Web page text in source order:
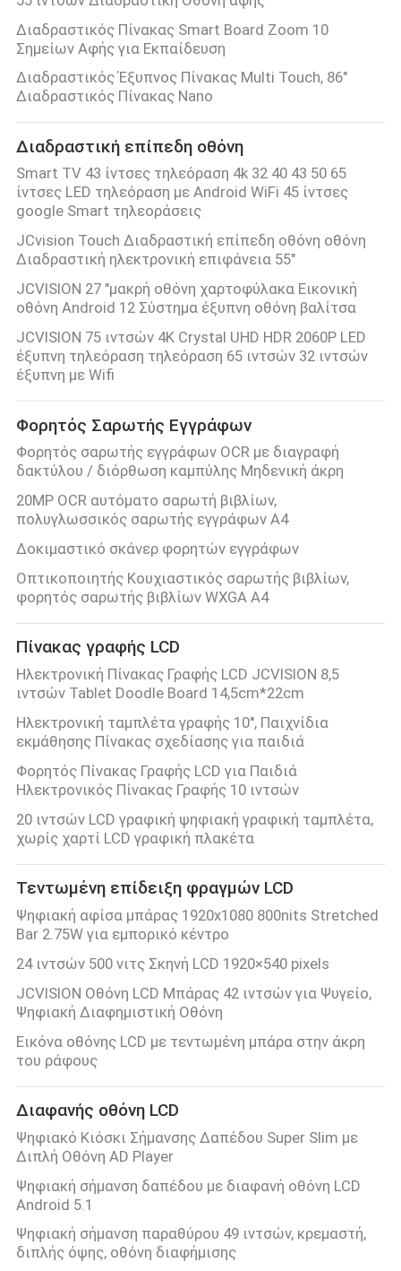
Διαδραστικός Πίνακας Smart Board Zoom 10
Σημείων Αφής για Εκπαίδευση
Διαδραστικός Έξυπνος Πίνακας Multi Touch, 86"
Διαδραστικός Πίνακας Nano
Διαδραστική επίπεδη οθόνη
Smart TV 43 ίντσες τηλεόραση 4k 32 40 43 50 65
ίντσες LED τηλεόραση με Android WiFi 45 ίντσες
google Smart τηλεοράσεις
JCvision Touch Διαδραστική επίπεδη οθόνη οθόνη
Διαδραστική ηλεκτρονική επιφάνεια 55"
JCVISION 27 "μακρή οθόνη χαρτοφύλακα Εικονική
οθόνη Android 12 Σύστημα έξυπνη οθόνη βαλίτσα
JCVISION 75 ιντσών 4K Crystal UHD HDR 2060P LED
έξυπνη τηλεόραση τηλεόραση 65 ιντσών 32 ιντσών
έξυπνη με Wifi
Φορητός Σαρωτής Εγγράφων
Φορητός σαρωτής εγγράφων OCR με διαγραφή
δακτύλου / διόρθωση καμπύλης Μηδενική άκρη
20MP OCR αυτόματο σαρωτή βιβλίων,
πολυγλωσσικός σαρωτής εγγράφων Α4
Δοκιμαστικό σκάνερ φορητών εγγράφων
Οπτικοποιητής Κουχιαστικός σαρωτής βιβλίων,
φορητός σαρωτής βιβλίων WXGA Α4
Πίνακας γραφής LCD
Ηλεκτρονική Πίνακας Γραφής LCD JCVISION 8,5
ιντσών Tablet Doodle Board 14,5cm*22cm
Ηλεκτρονική ταμπλέτα γραφής 10'', Παιχνίδια
εκμάθησης Πίνακας σχεδίασης για παιδιά
Φορητός Πίνακας Γραφής LCD για Παιδιά
Ηλεκτρονικός Πίνακας Γραφής 10 ιντσών
20 ιντσών LCD γραφική ψηφιακή γραφική ταμπλέτα,
χωρίς χαρτί LCD γραφική πλακέτα
Τεντωμένη επίδειξη φραγμών LCD
Ψηφιακή αφίσα μπάρας 1920x1080 800nits Stretched
Bar 2.75W για εμπορικό κέντρο
24 ιντσών 500 νιτς Σκηνή LCD 1920×540 pixels
JCVISION Οθόνη LCD Μπάρας 42 ιντσών για Ψυγείο,
Ψηφιακή Διαφημιστική Οθόνη
Εικόνα οθόνης LCD με τεντωμένη μπάρα στην άκρη
του ράφους
Διαφανής οθόνη LCD
Ψηφιακό Κιόσκι Σήμανσης Δαπέδου Super Slim με
Διπλή Οθόνη AD Player
Ψηφιακή σήμανση δαπέδου με διαφανή οθόνη LCD
Android 5.1
Ψηφιακή σήμανση παραθύρου 49 ιντσών, κρεμαστή,
διπλής όψης, οθόνη διαφήμισης